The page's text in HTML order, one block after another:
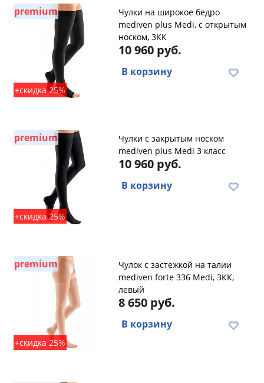
premium
+скидка 25%
Чулки на широкое бедро
mediven plus Medi, с открытым
носком, 3КК
10 960 руб.
В корзину
premium
+скидка 25%
Чулки с закрытым носком
mediven plus Medi 3 класс
10 960 руб.
В корзину
premium
+скидка 25%
Чулок с застежкой на талии
mediven forte 336 Medi, 3КК,
левый
8 650 руб.
В корзину